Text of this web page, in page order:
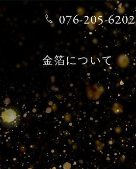
金箔について
076-205-6202